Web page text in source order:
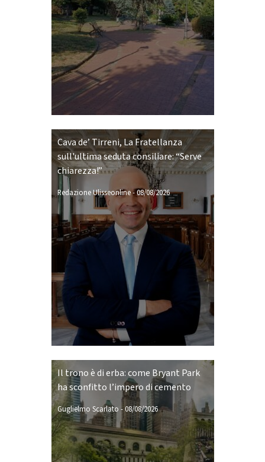
Cava de’ Tirreni, La Fratellanza
sull'ultima seduta consiliare: “Serve
chiarezza!”
Redazione Ulisseonline-08/08/2026
Il trono è di erba: come Bryant Park
ha sconfitto l’impero di cemento
Guglielmo Scarlato -08/08/2026